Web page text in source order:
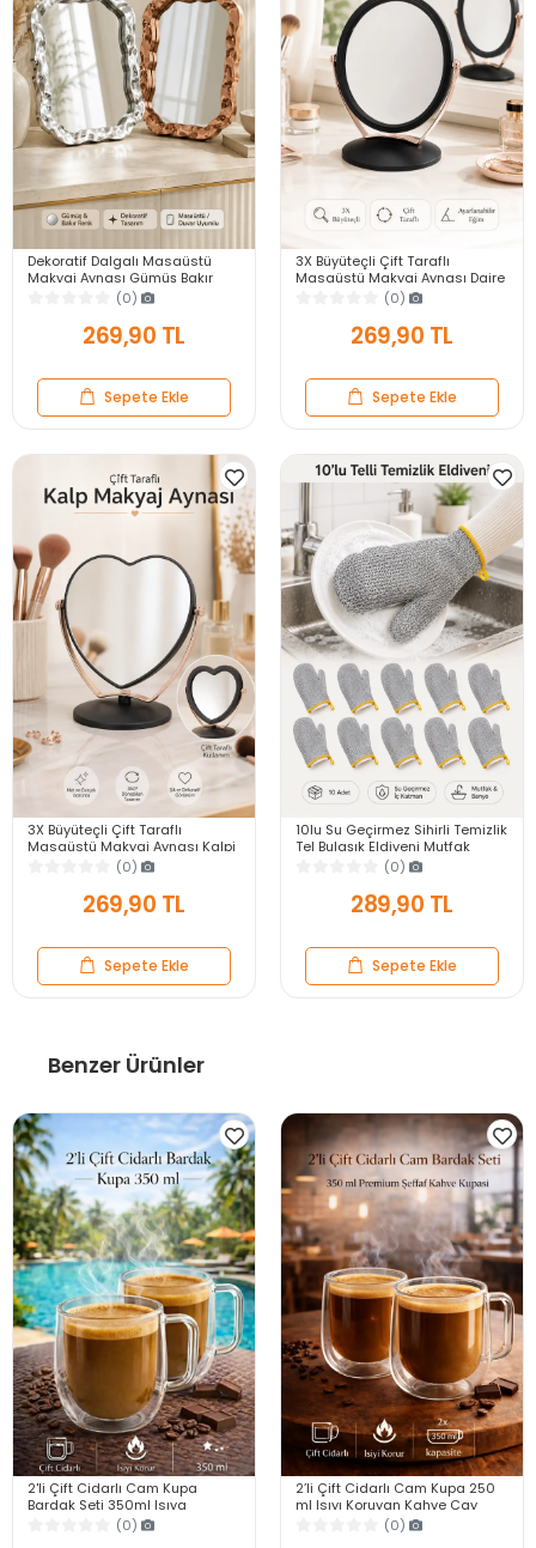
Dekoratif Dalgalı Masaüstü
Makyaj Aynası Gümüş Bakır
Çerçeveli Modern Yakın Duvar
(0)
269,90 TL
Sepete Ekle
3X Büyüteçli Çift Taraflı
Masaüstü Makyaj Aynası Daire
Siyah Rose Gold Standlı
Dekoratif Yakın Ayna
(0)
269,90 TL
Sepete Ekle
3X Büyüteçli Çift Taraflı
Masaüstü Makyaj Aynası Kalpi
Siyah Rose Gold Standlı
Dekoratif Yakın Ayna
(0)
269,90 TL
Sepete Ekle
10lu Su Geçirmez Sihirli Temizlik
Tel Bulaşık Eldiveni Mutfak
Banyo Bulaşık Tencere Tava Kir
(0)
289,90 TL
Sepete Ekle
Benzer Ürünler
2'li Çift Cidarlı Cam Kupa
Bardak Seti 350ml Isıya
Dayanıklı Espresso Sunum
Kulplu Kahve Bardağı
(0)
2’li Çift Cidarlı Cam Kupa 250
ml Isıyı Koruyan Kahve Çay
Fincanı Kulplu Espresso Cam
(0)